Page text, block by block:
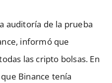
auditoría de la prueba
informó que
las cripto bolsas. En
Binance tenía